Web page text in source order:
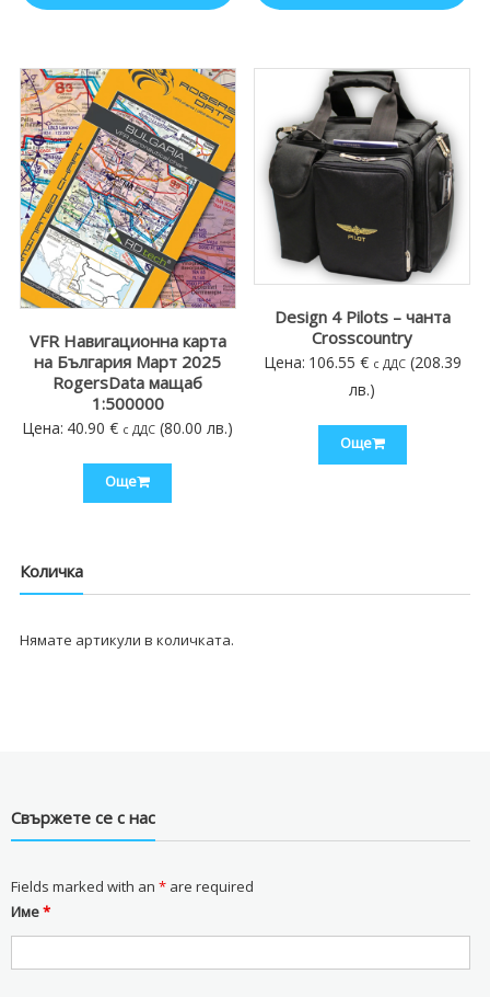
VFR Навигационна карта
на България Март 2025
RogersData мащаб
1:500000
Цена: 40.90€ с ДДС (80.00 лв.)
Още
Design 4 Pilots – чанта
Crosscountry
Цена: 106.55 € с ДДС (208.39
лв.)
Още
Количка
Нямате артикули в количката.
Свържете се с нас
Fields marked with an *are required
Име*